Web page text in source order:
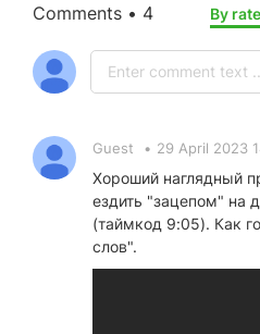
Comments • 4 By rate
Guest • 29 April 2023
Хороший наглядный
ездить "зацепом" на
(таймкод 9:05). Как
слов".